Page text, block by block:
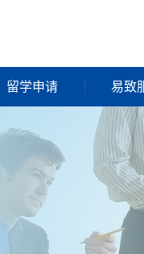
留学申请 易致